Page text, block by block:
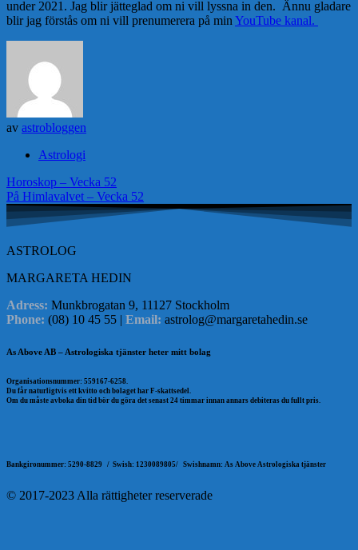
under 2021. Jag blir jätteglad om ni vill lyssna in den. Ännu gladare
blir jag förstås om ni vill prenumerera på min YouTube kanal.
av astrobloggen
Astrologi
Inläggsnavigering
Horoskop – Vecka 52
På Himlavalvet – Vecka 52
ASTROLOG
MARGARETA HEDIN
Adress: Munkbrogatan 9, 11127 Stockholm
Phone: (08) 10 45 55 | Email: astrolog@margaretahedin.se
As Above AB – Astrologiska tjänster heter mitt bolag
Organisationsnummer: 559167-6258.
Du får naturligtvis ett kvitto och bolaget har F-skattsedel.
Om du måste avboka din tid bör du göra det senast 24 timmar innan annars debiteras du fullt pris.
Bankgironummer: 5290-8829 / Swish: 1230089805/ Swishnamn: As Above Astrologiska tjänster
© 2017-2023 Alla rättigheter reserverade